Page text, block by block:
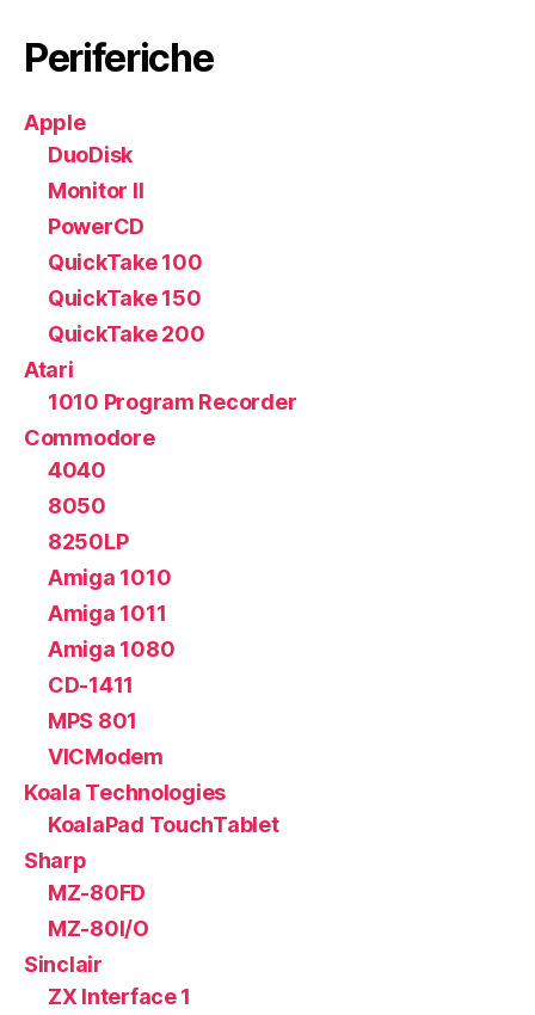
Periferiche
Apple
DuoDisk
Monitor II
PowerCD
QuickTake 100
QuickTake 150
QuickTake 200
Atari
1010 Program Recorder
Commodore
4040
8050
8250LP
Amiga 1010
Amiga 1011
Amiga 1080
CD-1411
MPS 801
VICModem
Koala Technologies
KoalaPad TouchTablet
Sharp
MZ-80FD
MZ-80I/O
Sinclair
ZX Interface 1